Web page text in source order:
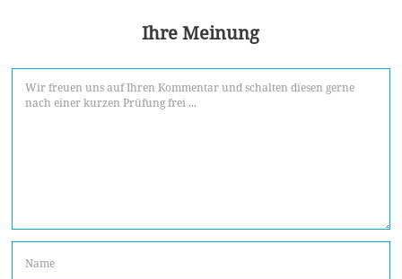
Ihre Meinung